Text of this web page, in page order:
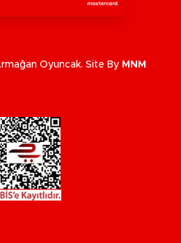
Oyuncak. Site By MNM